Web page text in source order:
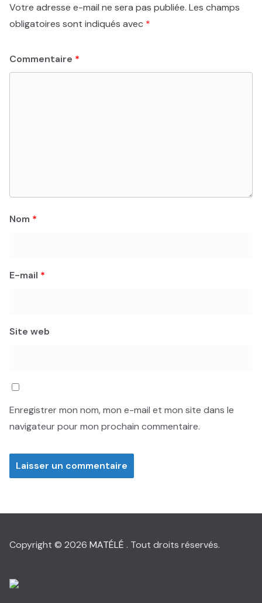
Votre adresse e-mail ne sera pas publiée. Les champs
obligatoires sont indiqués avec *
Commentaire *
Nom *
E-mail *
Site web
Enregistrer mon nom, mon e-mail et mon site dans le
navigateur pour mon prochain commentaire.
Copyright © 2026 MATÉLÉ . Tout droits réservés.